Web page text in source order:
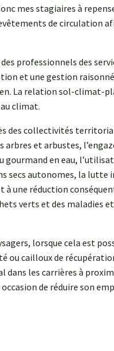
mes stagiaires à
de circulation
professionnels des
et une gestion
La relation sol-climat-
climat.
des collectivités
et arbustes,
gourmand en eau,
secs autonomes, la
une réduction
verts et des maladies
lorsque cela est
ou cailloux de
dans les carrières à
de réduire son